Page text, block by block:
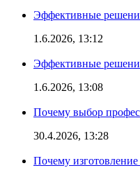
Эффективные
1.6.2026, 13:12
Эффективные
1.6.2026, 13:08
Почему выбор
30.4.2026, 13:28
Почему